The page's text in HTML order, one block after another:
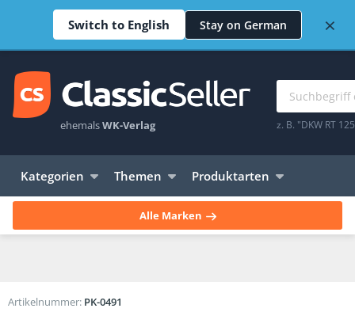
Switch to English Stay on German ×
ehemalsWK-Verlag z. B. "DKW RT
Kategorien Themen Produktarten
Alle Marken
Artikelnummer: PK-0491